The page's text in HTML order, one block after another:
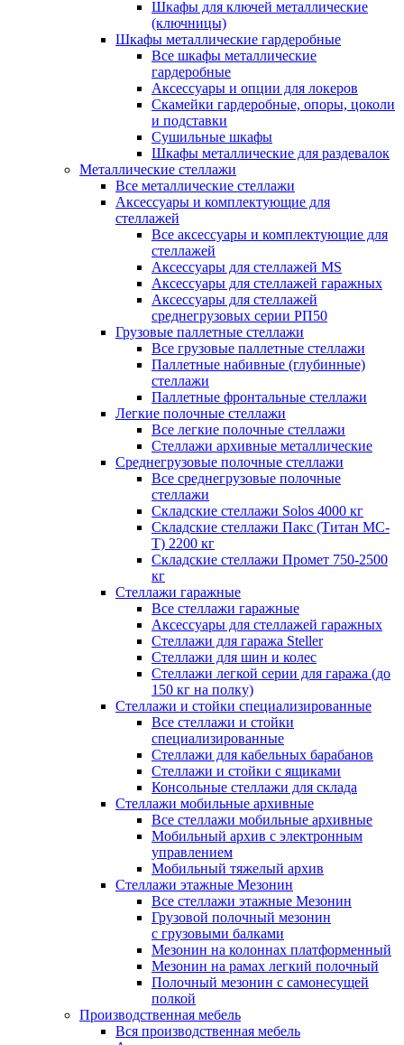
Шкафы для ключей металлические
(ключницы)
Шкафы металлические гардеробные
Все шкафы металлические
гардеробные
Аксессуары и опции для локеров
Скамейки гардеробные, опоры, цоколи
и подставки
Сушильные шкафы
Шкафы металлические для раздевалок
Металлические стеллажи
Все металлические стеллажи
Аксессуары и комплектующие для
стеллажей
Все аксессуары и комплектующие для
стеллажей
Аксессуары для стеллажей MS
Аксессуары для стеллажей гаражных
Аксессуары для стеллажей
среднегрузовых серии РП50
Грузовые паллетные стеллажи
Все грузовые паллетные стеллажи
Паллетные набивные (глубинные)
стеллажи
Паллетные фронтальные стеллажи
Легкие полочные стеллажи
Все легкие полочные стеллажи
Стеллажи архивные металлические
Среднегрузовые полочные стеллажи
Все среднегрузовые полочные
стеллажи
Складские стеллажи Solos 4000 кг
Складские стеллажи Пакс (Титан МС-
Т) 2200 кг
Складские стеллажи Промет 750-2500
кг
Стеллажи гаражные
Все стеллажи гаражные
Аксессуары для стеллажей гаражных
Стеллажи для гаража Steller
Стеллажи для шин и колес
Стеллажи легкой серии для гаража (до
150 кг на полку)
Стеллажи и стойки специализированные
Все стеллажи и стойки
специализированные
Стеллажи для кабельных барабанов
Стеллажи и стойки с ящиками
Консольные стеллажи для склада
Стеллажи мобильные архивные
Все стеллажи мобильные архивные
Мобильный архив с электронным
управлением
Мобильный тяжелый архив
Стеллажи этажные Мезонин
Все стеллажи этажные Мезонин
Грузовой полочный мезонин
с грузовыми балками
Мезонин на колоннах платформенный
Мезонин на рамах легкий полочный
Полочный мезонин с самонесущей
полкой
Производственная мебель
Вся производственная мебель